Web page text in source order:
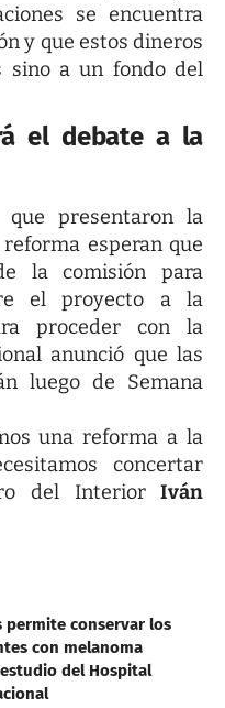
se encuentra
y que estos dineros
sino a un fondo del
el debate a la
que presentaron la
esperan que
la comisión para
el proyecto a la
proceder con la
anunció que las
luego de Semana
una reforma a la
concertar
del InteriorIván
permite conservar los
con melanoma
del Hospital